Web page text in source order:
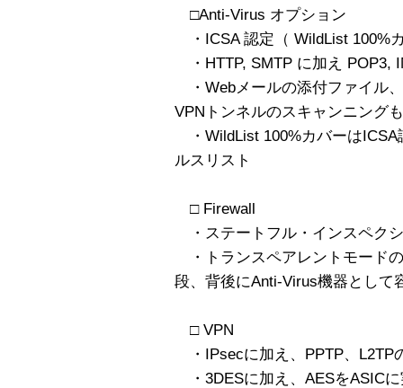
□Anti-Virus オプション
・ICSA 認定（ WildList 100%
・HTTP, SMTP に加え POP3,
・Webメールの添付ファイル
VPNトンネルのスキャンニング
・WildList 100%カバーはICSA
ルスリスト
□ Firewall
・ステートフル・インスペク
・トランスペアレントモード
段、背後にAnti-Virus機器として
□ VPN
・IPsecに加え、PPTP、L2TP
・3DESに加え、AESをASIC